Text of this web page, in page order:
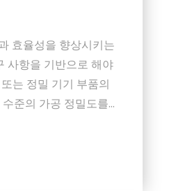
효율성을 향상시키는
사항을 기반으로 해야
는 정밀 기기 부품의
준의 가공 정밀도를
료 및 공정의 복잡...